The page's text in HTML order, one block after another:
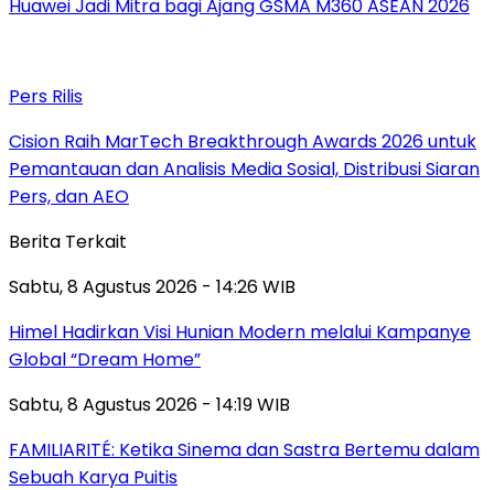
Huawei Jadi Mitra bagi Ajang GSMA M360 ASEAN 2026
Pers Rilis
Cision Raih MarTech Breakthrough Awards 2026 untuk
Pemantauan dan Analisis Media Sosial, Distribusi Siaran
Pers, dan AEO
Berita Terkait
Sabtu, 8 Agustus 2026 - 14:26 WIB
Himel Hadirkan Visi Hunian Modern melalui Kampanye
Global “Dream Home”
Sabtu, 8 Agustus 2026 - 14:19 WIB
FAMILIARITÉ: Ketika Sinema dan Sastra Bertemu dalam
Sebuah Karya Puitis